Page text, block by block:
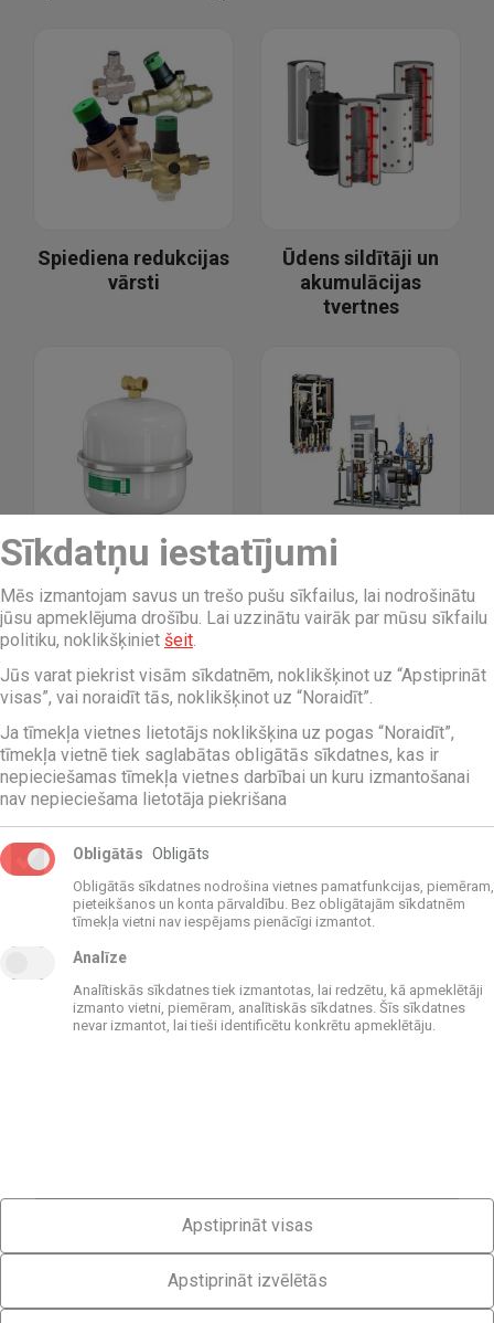
Sīkdatņu iestatījumi
Mēs izmantojam savus un trešo pušu sīkfailus, lai nodrošinātu
jūsu apmeklējuma drošību. Lai uzzinātu vairāk par mūsu sīkfailu
politiku, noklikšķiniet šeit.
Jūs varat piekrist visām sīkdatnēm, noklikšķinot uz “Apstiprināt
visas”, vai noraidīt tās, noklikšķinot uz “Noraidīt”.
Ja tīmekļa vietnes lietotājs noklikšķina uz pogas “Noraidīt”,
tīmekļa vietnē tiek saglabātas obligātās sīkdatnes, kas ir
nepieciešamas tīmekļa vietnes darbībai un kuru izmantošanai
nav nepieciešama lietotāja piekrišana
Obligātās Obligāts
Obligātās sīkdatnes nodrošina vietnes pamatfunkcijas, piemēram,
pieteikšanos un konta pārvaldību. Bez obligātajām sīkdatnēm
tīmekļa vietni nav iespējams pienācīgi izmantot.
Analīze
Analītiskās sīkdatnes tiek izmantotas, lai redzētu, kā apmeklētāji
izmanto vietni, piemēram, analītiskās sīkdatnes. Šīs sīkdatnes
nevar izmantot, lai tieši identificētu konkrētu apmeklētāju.
Apstiprināt izvēlētās
Apstiprināt visas
Spiediena redukcijas
vārsti
Ūdens sildītāji un
akumulācijas
tvertnes
Spiediena tvertnes
Geberit
Kontakti
© AS LAFIPA 2026. Visas tiesības aizsargātas.
Izstrādāja: